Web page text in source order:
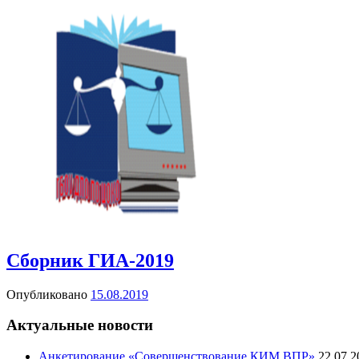
Сборник ГИА-2019
Опубликовано 15.08.2019
Актуальные новости